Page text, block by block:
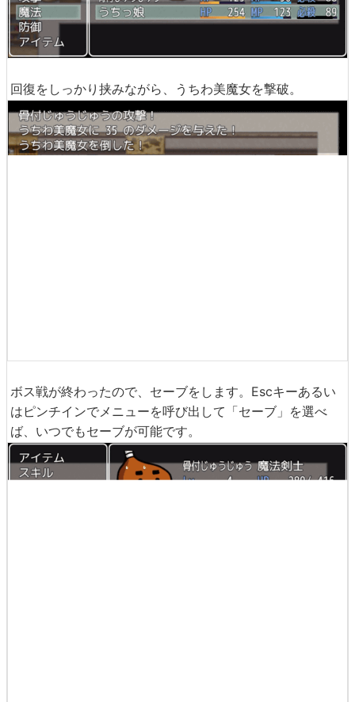
回復をしっかり挟みながら、うちわ美魔女を撃破。
ボス戦が終わったので、セーブをします。Escキーあるい
はピンチインでメニューを呼び出して「セーブ」を選べ
ば、いつでもセーブが可能です。